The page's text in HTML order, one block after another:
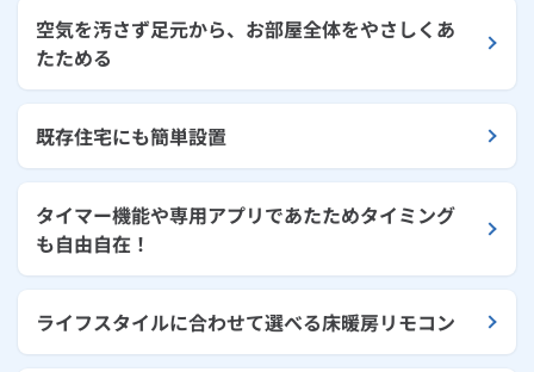
空気を汚さず足元から、お部屋全体をやさしくあ
たためる
既存住宅にも簡単設置
タイマー機能や専用アプリであたためタイミング
も自由自在！
ライフスタイルに合わせて選べる床暖房リモコン